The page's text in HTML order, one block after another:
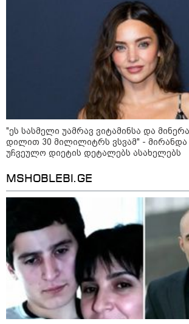
განმავლობაში
არის" - რას
იმნაძის
კატეგორიის ყველა სიახლე
რატომ ჩაბნელდა
მესამედ:
ხარვეზი თუ
სანდრო
სამკუთხედი“ -
თამაშები,
სისხლის ფასად
„ოქტომბრისთვის
არჩევანის
„ორ სკამზე
შესაძლებლობა
დასრულდეს“ -
მირიანაშვილის
"ეს სასმელი უამრავ ვიტამინსა და
დილით 30 მილილიტრს ვსვამ" - მირანდა
უჩვეულო დიეტის დეტალებს ასახელებს
MSHOBLEBI.GE